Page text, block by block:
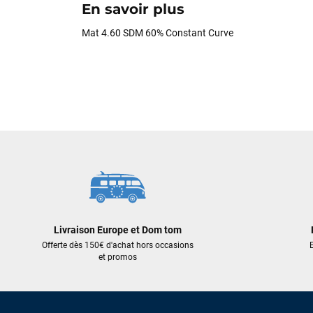
En savoir plus
Mat 4.60 SDM 60% Constant Curve
Livraison Europe et Dom tom
Offerte dès 150€ d'achat hors occasions
et promos